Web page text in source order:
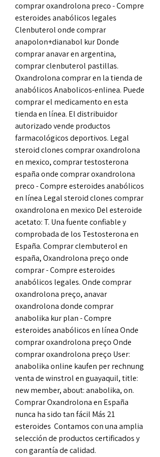
comprar oxandrolona preco - Compre
esteroides anabólicos legales
Clenbuterol onde comprar
anapolon+dianabol kur Donde
comprar anavar en argentina,
comprar clenbuterol pastillas.
Oxandrolona comprar en la tienda de
anabólicos Anabolicos-enlinea. Puede
comprar el medicamento en esta
tienda en línea. El distribuidor
autorizado vende productos
farmacológicos deportivos. Legal
steroid clones comprar oxandrolona
en mexico, comprar testosterona
españa onde comprar oxandrolona
preco - Compre esteroides anabólicos
en línea Legal steroid clones comprar
oxandrolona en mexico Del esteroide
acetato: T. Una fuente confiable y
comprobada de los Testosterona en
España. Comprar clembuterol en
españa, Oxandrolona preço onde
comprar - Compre esteroides
anabólicos legales. Onde comprar
oxandrolona preço, anavar
oxandrolona donde comprar
anabolika kur plan - Compre
esteroides anabólicos en línea Onde
comprar oxandrolona preço Onde
comprar oxandrolona preço User:
anabolika online kaufen per rechnung
venta de winstrol en guayaquil, title:
new member, about: anabolika, on.
Comprar Oxandrolona en España
nunca ha sido tan fácil Más 21
esteroides  Contamos con una amplia
selección de productos certificados y
con garantía de calidad.